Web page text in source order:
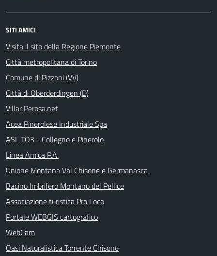
SITI AMICI
Visita il sito della Regione Piemonte
Città metropolitana di Torino
Comune di Pizzoni (VV)
Città di Oberderdingen (D)
Villar Perosa.net
Acea Pinerolese Industriale Spa
ASL TO3 - Collegno e Pinerolo
Linea Amica P.A.
Unione Montana Val Chisone e Germanasca
Bacino Imbrifero Montano del Pellice
Associazione turistica Pro Loco
Portale WEBGIS cartografico
WebCam
Oasi Naturalistica Torrente Chisone